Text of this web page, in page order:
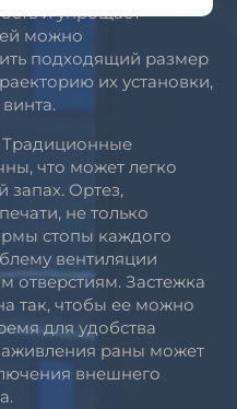
и упрощает
можно
подходящий размер
их установки,
Традиционные
что может легко
запах. Ортез,
не только
стопы каждого
вентиляции
отверстиям. Застежка
так, чтобы ее можно
для удобства
раны может
внешнего